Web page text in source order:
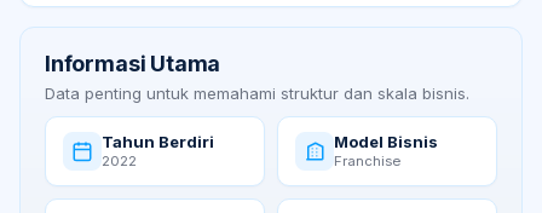
yang menarik, sistem transaksi digital, standar
kebersihan yang baik, serta menu makanan nusantara
yang terjangkau. Konsep ini menyasar pasar yang
sangat luas karena makanan warteg merupakan
kebutuhan harian masyarakat Indonesia.
Informasi Utama
Data penting untuk memahami struktur dan skala bisnis.
Tahun Berdiri
2022
Model Bisnis
Franchise